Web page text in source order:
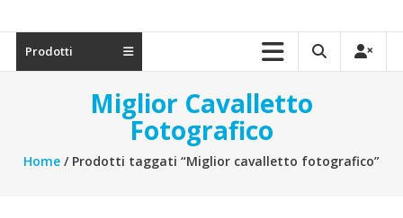
Prodotti
Miglior Cavalletto
Fotografico
Home/ Prodotti taggati “Miglior cavalletto fotografico”